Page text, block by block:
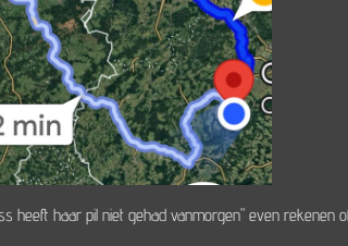
heeft haar pil niet gehad vanmorgen" even rekenen